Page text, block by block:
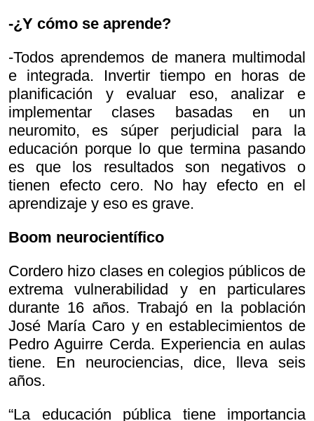
-¿Y cómo se aprende?
-Todos aprendemos de manera multimodal
e integrada. Invertir tiempo en horas de
planificación y evaluar eso, analizar e
implementar clases basadas en un
neuromito, es súper perjudicial para la
educación porque lo que termina pasando
es que los resultados son negativos o
tienen efecto cero. No hay efecto en el
aprendizaje y eso es grave.
Boom neurocientífico
Cordero hizo clases en colegios públicos de
extrema vulnerabilidad y en particulares
durante 16 años. Trabajó en la población
José María Caro y en establecimientos de
Pedro Aguirre Cerda. Experiencia en aulas
tiene. En neurociencias, dice, lleva seis
años.
“La educación pública tiene importancia